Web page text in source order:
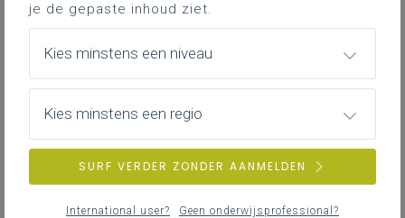
je de gepaste inhoud ziet.
Kies minstens een niveau
Kies minstens een regio
SURF VERDER ZONDER AANMELDEN
International user? Geen onderwijsprofessional?